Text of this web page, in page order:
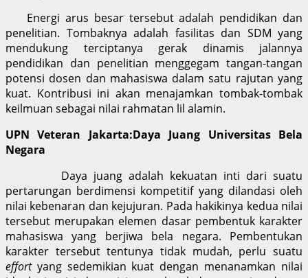
Energi arus besar tersebut adalah pendidikan dan
penelitian. Tombaknya adalah fasilitas dan SDM yang
mendukung terciptanya gerak dinamis jalannya
pendidikan dan penelitian menggegam tangan-tangan
potensi dosen dan mahasiswa dalam satu rajutan yang
kuat. Kontribusi ini akan menajamkan tombak-tombak
keilmuan sebagai nilai rahmatan lil alamin.
UPN Veteran Jakarta:Daya Juang Universitas Bela
Negara
Daya juang adalah kekuatan inti dari suatu
pertarungan berdimensi kompetitif yang dilandasi oleh
nilai kebenaran dan kejujuran. Pada hakikinya kedua nilai
tersebut merupakan elemen dasar pembentuk karakter
mahasiswa yang berjiwa bela negara. Pembentukan
karakter tersebut tentunya tidak mudah, perlu suatu
effortyang sedemikian kuat dengan menanamkan nilai